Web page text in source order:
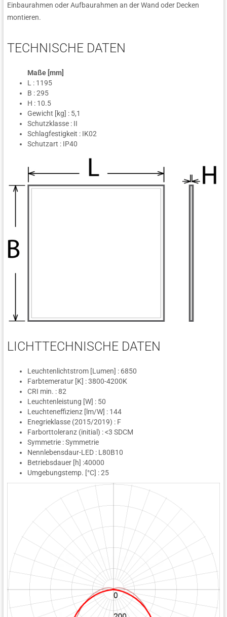
Einbaurahmen oder Aufbaurahmen an der Wand oder Decken
montieren.
TECHNISCHE DATEN
Maße [mm]
L : 1195
B : 295
H : 10.5
Gewicht [kg] : 5,1
Schutzklasse : II
Schlagfestigkeit : IK02
Schutzart : IP40
LICHTTECHNISCHE DATEN
Leuchtenlichtstrom [Lumen] : 6850
Farbtemeratur [K] : 3800-4200K
CRI min. : 82
Leuchtenleistung [W] : 50
Leuchteneffizienz [lm/W] : 144
Enegrieklasse (2015/2019) : F
Farborttoleranz (initial) : <3 SDCM
Symmetrie : Symmetrie
Nennlebensdaur-LED : L80B10
Betriebsdauer [h] :40000
Umgebungstemp. [°C] : 25